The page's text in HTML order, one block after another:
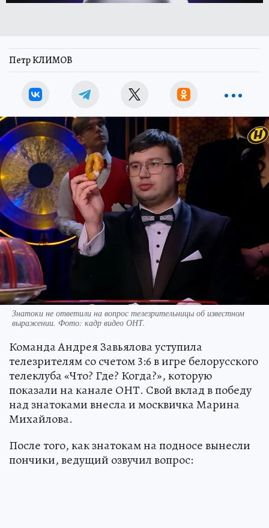
Петр КЛИМОВ
Знатоки не ответили на вопрос телезрительницы об известном
выражении. Фото: кадр видео ОНТ.
Команда Андрея Завьялова уступила
телезрителям со счетом 3:6 в игре белорусского
телеклуба «Что? Где? Когда?», которую
показали на канале ОНТ. Свой вклад в победу
над знатоками внесла и москвичка Марина
Михайлова.
После того, как знатокам на подносе вынесли
пончики, ведущий озвучил вопрос: